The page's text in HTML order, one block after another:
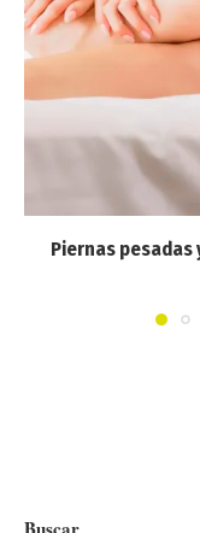
Piernas pesadas